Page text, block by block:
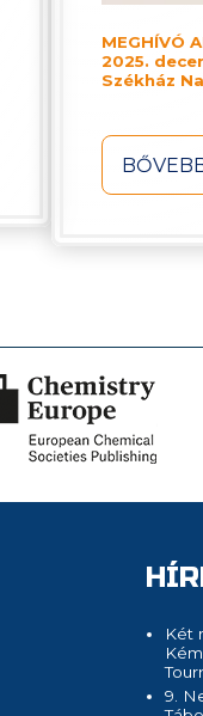
MEGHÍVÓ
2025.
Székház
Két
9.